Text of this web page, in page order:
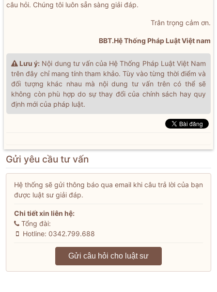
câu hỏi. Chúng tôi luôn sẵn sàng giải đáp.
Trân trọng cảm ơn.
BBT.Hệ Thống Pháp Luật Việt nam
Lưu ý: Nội dung tư vấn của Hệ Thống Pháp Luật Việt Nam
trên đây chỉ mang tính tham khảo. Tùy vào từng thời điểm và
đối tượng khác nhau mà nội dung tư vấn trên có thể sẽ
không còn phù hợp do sự thay đổi của chính sách hay quy
định mới của pháp luật.
Gửi yêu cầu tư vấn
Hệ thống sẽ gửi thông báo qua email khi câu trả lời của bạn
được luật sư giải đáp.
Chi tiết xin liên hệ:
Tổng đài:
Hotline: 0342.799.688
Gửi câu hỏi cho luật sư